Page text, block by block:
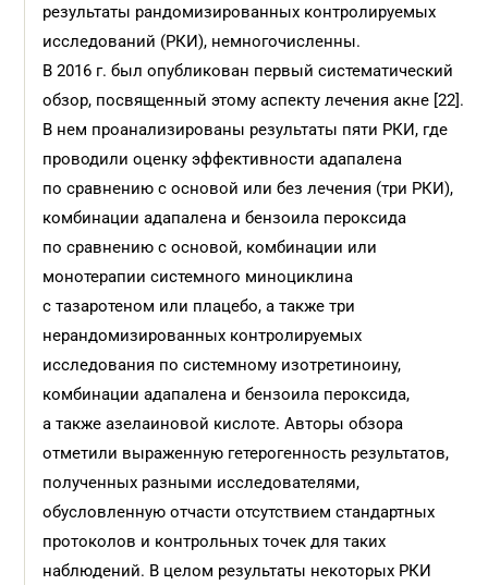
результаты рандомизированных контролируемых
исследований (РКИ), немногочисленны.
В 2016 г. был опубликован первый систематический
обзор, посвященный этому аспекту лечения акне [22].
В нем проанализированы результаты пяти РКИ, где
проводили оценку эффективности адапалена
по сравнению с основой или без лечения (три РКИ),
комбинации адапалена и бензоила пероксида
по сравнению с основой, комбинации или
монотерапии системного миноциклина
с тазаротеном или плацебо, а также три
нерандомизированных контролируемых
исследования по системному изотретиноину,
комбинации адапалена и бензоила пероксида,
а также азелаиновой кислоте. Авторы обзора
отметили выраженную гетерогенность результатов,
полученных разными исследователями,
обусловленную отчасти отсутствием стандартных
протоколов и кон­трольных точек для таких
наблюдений. В целом результаты некоторых РКИ